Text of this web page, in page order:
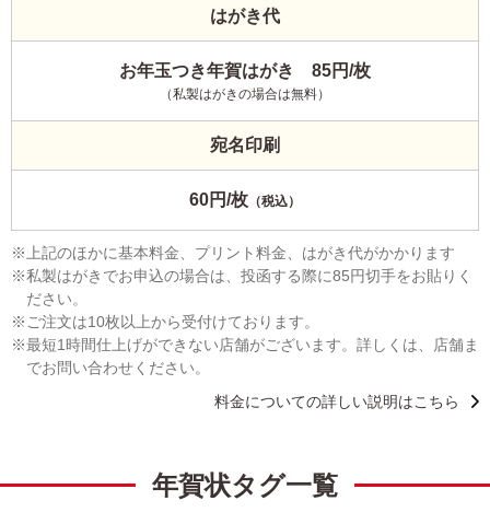
はがき代
お年玉つき年賀はがき 85円/枚
（私製はがきの場合は無料）
宛名印刷
60円/枚 （税込）
上記のほかに基本料金、プリント料金、はがき代がかかります
私製はがきでお申込の場合は、投函する際に85円切手をお貼りく
ださい。
ご注文は10枚以上から受付けております。
最短1時間仕上げができない店舗がございます。詳しくは、店舗ま
でお問い合わせください。
料金についての詳しい説明はこちら
年賀状タグ一覧